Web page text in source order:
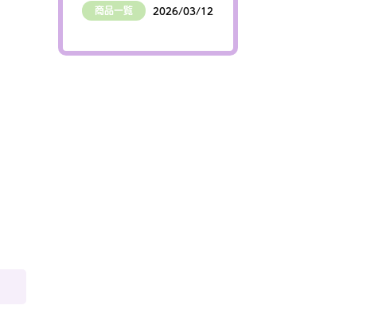
商品一覧 2026/03/12